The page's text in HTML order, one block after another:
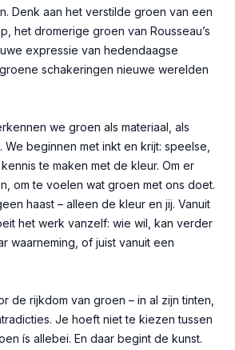
Denk aan het verstilde groen van een
het dromerige groen van Rousseau’s
expressie van hedendaagse
schakeringen nieuwe werelden
we groen als materiaal, als
We beginnen met inkt en krijt: speelse,
te maken met de kleur. Om er
om te voelen wat groen met ons doet.
haast – alleen de kleur en jij. Vanuit
het werk vanzelf: wie wil, kan verder
waarneming, of juist vanuit een
de rijkdom van groen – in al zijn tinten,
Je hoeft niet te kiezen tussen
ís allebei. En daar begint de kunst.